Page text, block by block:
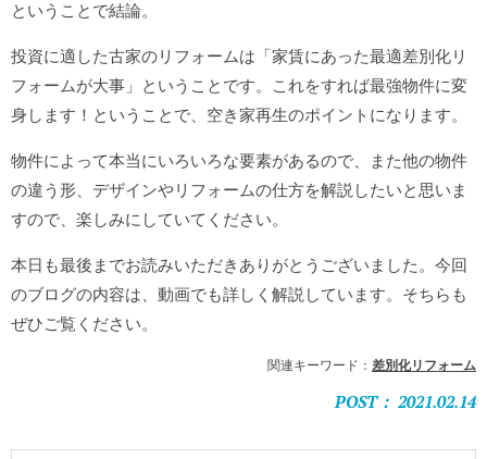
ということで結論。
投資に適した古家のリフォームは「家賃にあった最適差別化リ
フォームが大事」ということです。これをすれば最強物件に変
身します！ということで、空き家再生のポイントになります。
物件によって本当にいろいろな要素があるので、また他の物件
の違う形、デザインやリフォームの仕方を解説したいと思いま
すので、楽しみにしていてください。
本日も最後までお読みいただきありがとうございました。今回
のブログの内容は、動画でも詳しく解説しています。そちらも
ぜひご覧ください。
関連キーワード： 差別化リフォーム
POST： 2021.02.14